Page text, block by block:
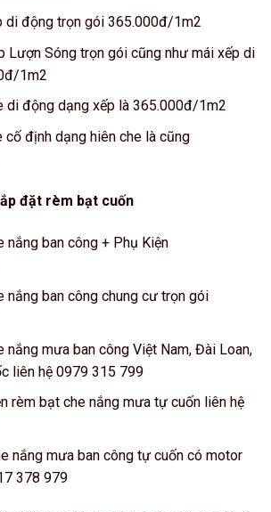
di động trọn gói 365.000đ/1m2
Lượn Sóng trọn gói cũng như mái xếp di
1m2
di động dạng xếp là 365.000đ/1m2
cố định dạng hiên che là cũng
đặt rèm bạt cuốn
nắng ban công + Phụ Kiện
nắng ban công chung cư trọn gói
nắng mưa ban công Việt Nam, Đài Loan,
liên hệ 0979 315 799
rèm bạt che nắng mưa tự cuốn liên hệ
nắng mưa ban công tự cuốn có motor
378 979